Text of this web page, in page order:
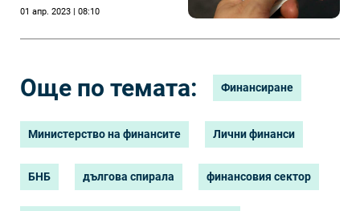
01 апр. 2023 | 08:10
Още по темата: Финансиране
Министерство на финансите Лични финанси
БНБ дългова спирала финансовия сектор